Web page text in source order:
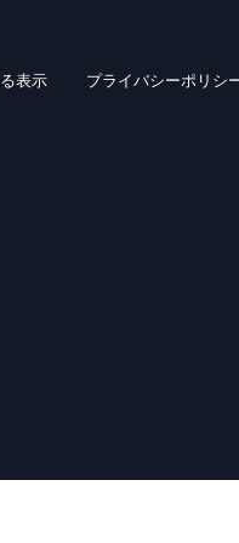
表示 プライバシーポリシ